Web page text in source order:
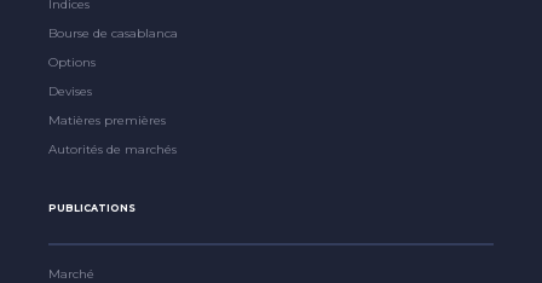
Indices
Bourse de casablanca
Options
Devises
Matières premières
Autorités de marchés
PUBLICATIONS
Marché